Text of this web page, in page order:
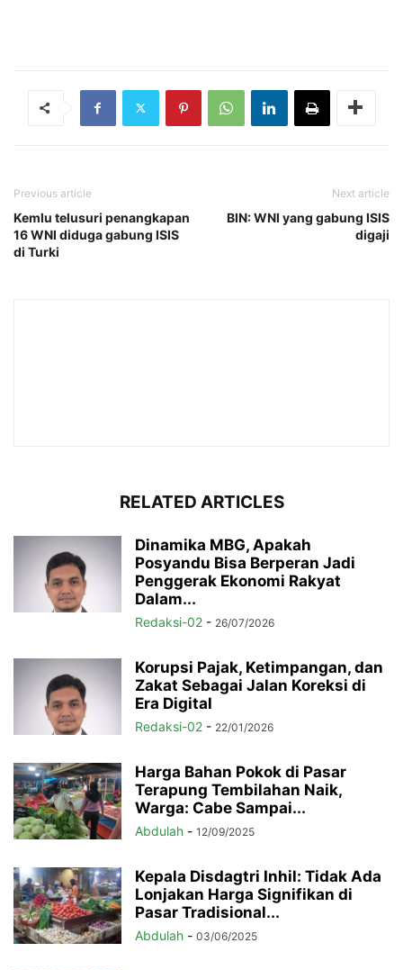
Previous article
Kemlu telusuri penangkapan
16 WNI diduga gabung ISIS
di Turki
Next article
BIN: WNI yang gabung ISIS
digaji
RELATED ARTICLES
Dinamika MBG, Apakah
Posyandu Bisa Berperan Jadi
Penggerak Ekonomi Rakyat
Dalam...
Redaksi-02 - 26/07/2026
Korupsi Pajak, Ketimpangan, dan
Zakat Sebagai Jalan Koreksi di
Era Digital
Redaksi-02 - 22/01/2026
Harga Bahan Pokok di Pasar
Terapung Tembilahan Naik,
Warga: Cabe Sampai...
Abdulah - 12/09/2025
Kepala Disdagtri Inhil: Tidak Ada
Lonjakan Harga Signifikan di
Pasar Tradisional...
Abdulah - 03/06/2025